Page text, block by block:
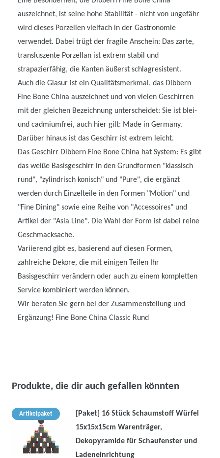
auszeichnet, ist seine hohe Stabilität - nicht von ungefähr
wird dieses Porzellen vielfach in der Gastronomie
verwendet. Dabei trügt der fragile Anschein: Das zarte,
transluszente Porzellan ist extrem stabil und
strapazierfähig, die Kanten äußerst schlagresistent.
Auch die Glasur ist ein Qualitätsmerkmal, das Dibbern
Fine Bone China auszeichnet und von vielen Geschirren
mit der gleichen Bezeichnung unterscheidet: Sie ist blei-
und cadmiumfrei, auch hier gilt: Made in Germany.
Darüber hinaus ist das Geschirr ist extrem leicht.
Das Geschirr Dibbern Fine Bone China hat System: Es gibt
das weiße Basisgeschirr in den Grundformen "klassisch
rund", "zylindrisch konisch" und "Pure", die ergänzt
werden durch Einzelteile in den Formen "Motion" und
"Fine Dining" sowie eine Reihe von "Accessoires" und
Artikel der "Asia Line". Die Wahl der Form ist dabei reine
Geschmacksache.
Variierend gibt es, basierend auf diesen Formen,
zahlreiche Dekore, die mit einigen Teilen Ihr
Basisgeschirr verändern oder auch zu einem kompletten
Service kombiniert werden können.
Wir beraten Sie gern bei der Zusammenstellung und
Ergänzung! Fine Bone China Classic Rund
Produkte, die dir auch gefallen könnten
Artikelpaket
[Paket] 16 Stück Schaumstoff Würfel
15x15x15cm Warenträger,
Dekopyramide für Schaufenster und
Ladeneinrichtung